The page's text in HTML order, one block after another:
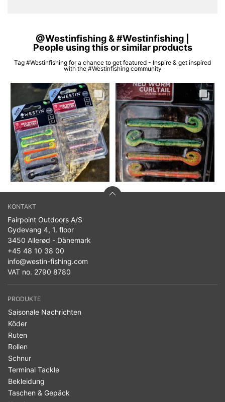
@Westinfishing & #Westinfishing |
People using this or similar products
Tag #Westinfishing for a chance to get featured - Inspire & get inspired
with the #Westinfishing community
KONTAKT
Fairpoint Outdoors A/S
Gydevang 4, 1. floor
3450 Allerød - Dänemark
+45 48 10 38 00
info@westin-fishing.com
VAT no. 2790 8780
PRODUKTE
Saisonale Nachrichten
Köder
Ruten
Rollen
Schnur
Terminal Tackle
Bekleidung
Taschen & Gepäck